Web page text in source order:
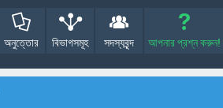
অনুত্তোর বিভাগসমূহ সদস্যবৃন্দ আপনার প্রশ্ন করুন!